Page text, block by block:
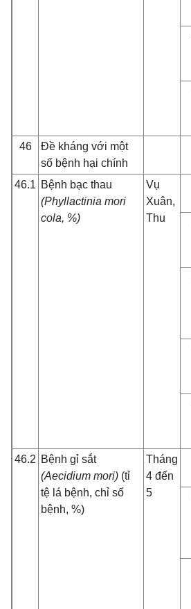
46
Đề kháng với một
số bệnh hại chính
46.1 Bệnh bạc thau
(Phyllactinia mori
cola, %)
Vụ
Xuân,
Thu
46.2 Bệnh gỉ sắt
(Aecidium mori) (tỉ
tệ lá bệnh, chỉ số
bệnh, %)
Tháng
4 đến
5